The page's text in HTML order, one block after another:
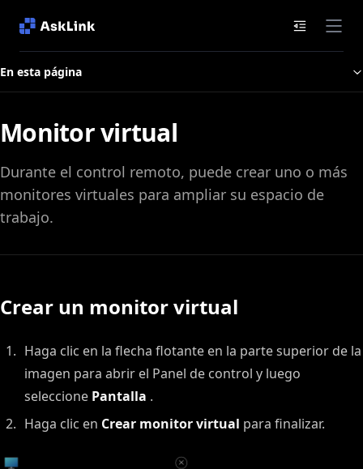
En esta página
Monitor virtual
Durante el control remoto, puede crear uno o más
monitores virtuales para ampliar su espacio de
trabajo.
Crear un monitor virtual
Haga clic en la flecha flotante en la parte superior de la
imagen para abrir el Panel de control y luego
seleccione Pantalla .
Haga clic en Crear monitor virtual para finalizar.